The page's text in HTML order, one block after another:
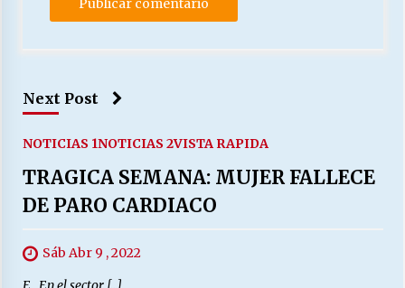
Next Post
NOTICIAS 1NOTICIAS 2VISTA RAPIDA
TRAGICA SEMANA: MUJER FALLECE
DE PARO CARDIACO
Sáb Abr 9 , 2022